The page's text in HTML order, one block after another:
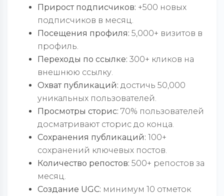
Прирост подписчиков: +500 новых
подписчиков в месяц.
Посещения профиля: 5,000+ визитов в
профиль.
Переходы по ссылке: 300+ кликов на
внешнюю ссылку.
Охват публикаций: достичь 50,000
уникальных пользователей.
Просмотры сторис: 70% пользователей
досматривают сторис до конца.
Сохранения публикаций: 100+
сохранений ключевых постов.
Количество репостов: 500+ репостов за
месяц.
Создание UGC: минимум 10 отметок